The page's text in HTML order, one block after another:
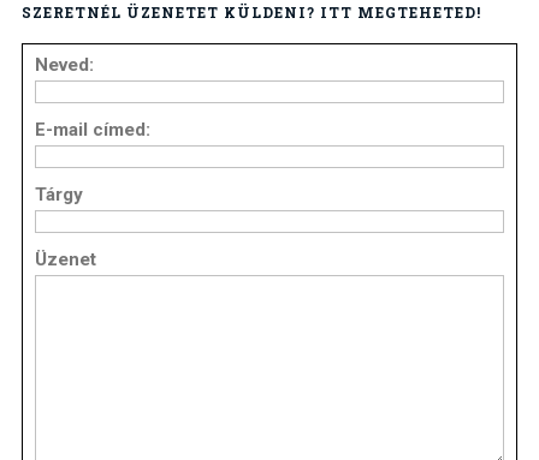
SZERETNÉL ÜZENETET KÜLDENI? ITT MEGTEHETED!
Neved:
E-mail címed:
Tárgy
Üzenet